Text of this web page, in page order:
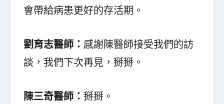
會帶給病患更好的存活期。
劉育志醫師：感謝陳醫師接受我們的訪
談，我們下次再見，掰掰。
陳三奇醫師：掰掰。